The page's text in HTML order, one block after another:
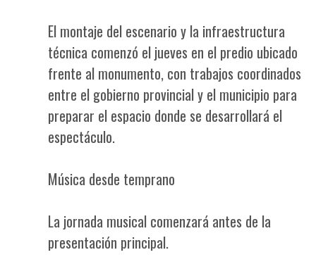
El montaje del escenario y la infraestructura
técnica comenzó el jueves en el predio ubicado
frente al monumento, con trabajos coordinados
entre el gobierno provincial y el municipio para
preparar el espacio donde se desarrollará el
espectáculo.
Música desde temprano
La jornada musical comenzará antes de la
presentación principal.